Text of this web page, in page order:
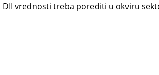
DII vrednosti treba porediti u okviru